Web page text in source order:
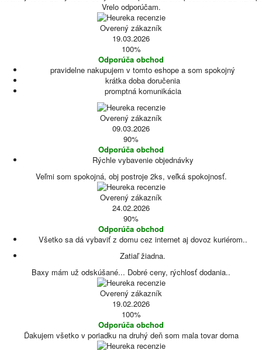
Vrelo odporúčam.
Overený zákazník
19.03.2026
100%
Odporúča obchod
pravidelne nakupujem v tomto eshope a som spokojný
krátka doba doručenia
promptná komunikácia
Overený zákazník
09.03.2026
90%
Odporúča obchod
Rýchle vybavenie objednávky
Veľmi som spokojná, obj postroje 2ks, veľká spokojnosť.
Overený zákazník
24.02.2026
90%
Odporúča obchod
Všetko sa dá vybaviť z domu cez internet aj dovoz kuriérom..
Zatiaľ žiadna.
Baxy mám už odskúšané... Dobré ceny, rýchlosť dodania..
Overený zákazník
19.02.2026
100%
Odporúča obchod
Ďakujem všetko v poriadku na druhý deň som mala tovar doma